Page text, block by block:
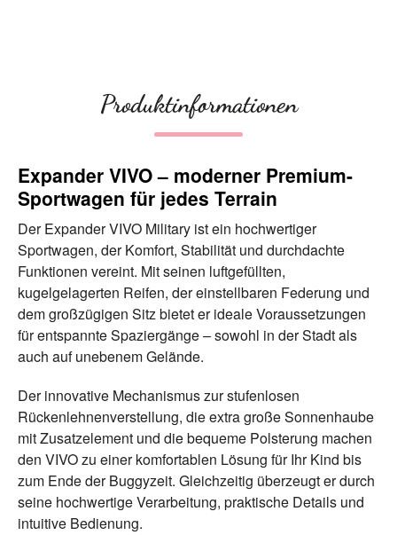
Produktinformationen
Expander VIVO – moderner Premium-
Sportwagen für jedes Terrain
Der Expander VIVO Military ist ein hochwertiger
Sportwagen, der Komfort, Stabilität und durchdachte
Funktionen vereint. Mit seinen luftgefüllten,
kugelgelagerten Reifen, der einstellbaren Federung und
dem großzügigen Sitz bietet er ideale Voraussetzungen
für entspannte Spaziergänge – sowohl in der Stadt als
auch auf unebenem Gelände.
Der innovative Mechanismus zur stufenlosen
Rückenlehnenverstellung, die extra große Sonnenhaube
mit Zusatzelement und die bequeme Polsterung machen
den VIVO zu einer komfortablen Lösung für Ihr Kind bis
zum Ende der Buggyzeit. Gleichzeitig überzeugt er durch
seine hochwertige Verarbeitung, praktische Details und
intuitive Bedienung.